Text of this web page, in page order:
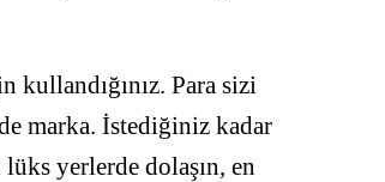
kullandığınız. Para sizi
marka. İstediğiniz kadar
yerlerde dolaşın, en